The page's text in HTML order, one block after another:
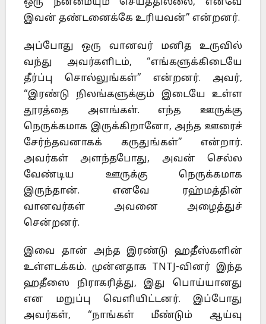
ஒரு நன்மையும் செய்ததில்லை, எனவே
இவன் தண்டனைக்கே உரியவன்” என்றனர்.
அப்போது ஒரு வானவர் மனித உருவில்
வந்து அவர்களிடம், “எங்களுக்கிடையே
தீர்ப்பு சொல்லுங்கள்” என்றனர். அவர்,
“இரண்டு நிலங்களுக்கும் இடையே உள்ள
தூரத்தை அளங்கள். எந்த ஊருக்கு
நெருக்கமாக இருக்கிறானோ, அந்த ஊரைச்
சேர்ந்தவனாகக் கருதுங்கள்” என்றார்.
அவர்கள் அளந்தபோது, அவன் செல்ல
வேண்டிய ஊருக்கு நெருக்கமாக
இருந்தான். எனவே ரஹ்மத்தின்
வானவர்கள் அவனை அழைத்துச்
சென்றனர்.
இவை தான் அந்த இரண்டு ஹதீஸ்களின்
உள்ளடக்கம். முன்னதாக TNTJ-வினர் இந்த
ஹதீஸை நிராகரித்து, இது பொய்யானது
என மறுப்பு வெளியிட்டனர். இப்போது
அவர்கள், “நாங்கள் மீண்டும் ஆய்வு